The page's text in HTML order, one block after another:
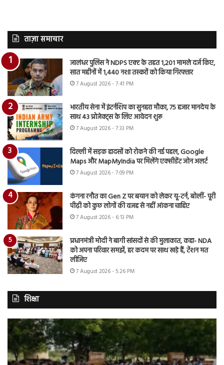
ताज़ा समाचार
जालंधर पुलिस ने NDPS एक्ट के तहत 1,201 मामले दर्ज किए,
सात महीनों में 1,440 नशा तस्करों को किया गिरफ्तार
7 August 2026 - 7:41 PM
भारतीय सेना में इंटर्नशिप का सुनहरा मौका, 75 हजार मानदेय के
साथ 43 प्रोजेक्ट्स के लिए आवेदन शुरू
7 August 2026 - 7:33 PM
दिल्ली में सड़क हादसों को रोकने की नई पहल, Google
Maps और MapMyIndia पर मिलेंगे एक्सीडेंट जोन अलर्ट
7 August 2026 - 7:09 PM
कंगना रनौत का Gen Z पर बयान को लेकर यू-टर्न, बोलीं- पूरी
पीढ़ी को कुछ लोगों की वजह से नहीं आंकना चाहिए
7 August 2026 - 6:13 PM
प्रधानमंत्री मोदी ने बागी सांसदों से की मुलाकात, कहा- NDA
को अपना परिवार समझें, हर कदम पर साथ खड़े हैं, टेंशन मत
लीजिए
7 August 2026 - 5:26 PM
शिक्षा